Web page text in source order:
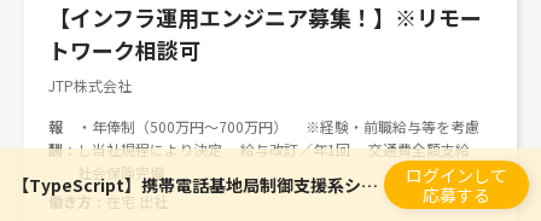
【TypeScript】携帯電話基地局制御支援系システム開発
ログインして
応募する
【インフラ運用エンジニア募集！】※リモー
トワーク相談可
JTP株式会社
報
酬
・年俸制（500万円〜700万円） ※経験・前職給与等を考慮
し当社規程により決定 給与改訂／年1回 交通費全額支給
社会保険完備
働き方
在宅 出社